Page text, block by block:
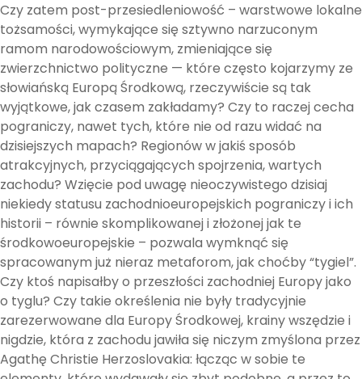
Czy zatem post-przesiedleniowość – warstwowe lokalne
tożsamości, wymykające się sztywno narzuconym
ramom narodowościowym, zmieniające się
zwierzchnictwo polityczne — które często kojarzymy ze
słowiańską Europą Środkową, rzeczywiście są tak
wyjątkowe, jak czasem zakładamy? Czy to raczej cecha
pograniczy, nawet tych, które nie od razu widać na
dzisiejszych mapach? Regionów w jakiś sposób
atrakcyjnych, przyciągających spojrzenia, wartych
zachodu? Wzięcie pod uwagę nieoczywistego dzisiaj
niekiedy statusu zachodnioeuropejskich pograniczy i ich
historii – równie skomplikowanej i złożonej jak te
środkowoeuropejskie – pozwala wymknąć się
spracowanym już nieraz metaforom, jak choćby “tygiel”.
Czy ktoś napisałby o przeszłości zachodniej Europy jako
o tyglu? Czy takie określenia nie były tradycyjnie
zarezerwowane dla Europy Środkowej, krainy wszędzie i
nigdzie, która z zachodu jawiła się niczym zmyślona przez
Agathę Christie Herzoslovakia: łącząc w sobie te